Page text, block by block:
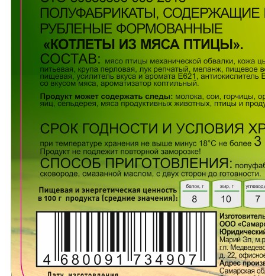
Полуфабрикаты
Из рубленого мяса
Котлеты из мяса птицы